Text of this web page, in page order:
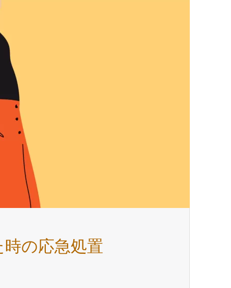
の応急処置